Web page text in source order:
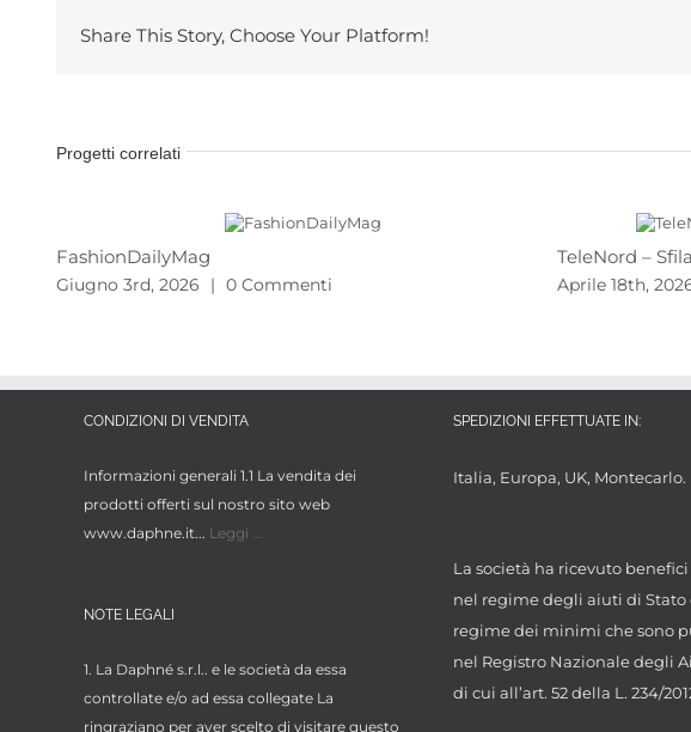
Share This Story, Choose Your Platform!
Progetti correlati
FashionDailyMag
Giugno 3rd, 2026 | 0 Commenti
TeleNord –
Aprile 18th,
CONDIZIONI DI VENDITA
Informazioni generali 1.1 La vendita dei
prodotti offerti sul nostro sito web
www.daphne.it... Leggi ...
NOTE LEGALI
1. La Daphné s.r.l.. e le società da essa
controllate e/o ad essa collegate La
ringraziano per aver scelto di visitare questo
SPEDIZIONI EFFETTUATE IN:
Italia, Europa, UK, Montecarlo.
La società ha ricevuto
nel regime degli aiuti di Stato
regime dei minimi che sono
nel Registro Nazionale degli
di cui all’art. 52 della L. 234/